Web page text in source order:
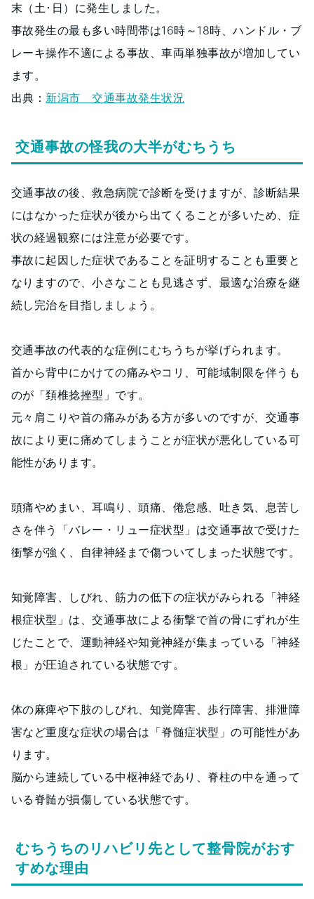
末（土･日）に発生しました。
事故発生の最も多い時間帯は16時～18時、ハンドル・ブ
レーキ操作不適による事故、車両単独事故が増加してい
ます。
出典： 新潟市 交通事故発生状況
交通事故の怪我の大半がむちうち
交通事故の後、救急病院で診断を受けますが、診断結果
にはなかった症状が後から出てくることが多いため、症
状の経過観察には注意が必要です。
事故に起因した症状であることを証明することも重要と
なりますので、小さなことも見逃さず、最適な治療を継
続し完治を目指しましょう。
交通事故の代表的な症例にむちうちが挙げられます。
首から背中にかけての痛みやコリ、可能域制限を伴うも
のが「頚椎捻挫型」です。
元々肩こりや首の痛みがある方が多いのですが、交通事
故により更に痛めてしまうことが症状が悪化している可
能性があります。
頭痛やめまい、耳鳴り、頭痛、倦怠感、吐き気、息苦し
さを伴う「バレー・リュー症状型」は交通事故で受けた
衝撃が強く、自律神経まで傷ついてしまった状態です。
知覚障害、しびれ、筋力の低下の症状がみられる「神経
根症状型」は、交通事故による衝撃で首の骨にずれが生
じたことで、運動神経や知覚神経が集まっている「神経
根」が圧迫されている状態です。
体の麻痺や下肢のしびれ、知覚障害、歩行障害、排泄障
害など重度な症状の場合は「脊髄症状型」の可能性があ
ります。
脳から連続している中枢神経であり、脊柱の中を通って
いる脊髄が損傷している状態です。
むちうちのリハビリ先として整骨院がおす
すめな理由